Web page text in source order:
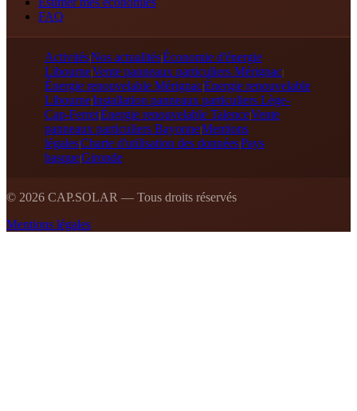
FAQ
ActivitésNos actualitésÉconomie d'énergie
LibourneVente panneaux particuliers Mérignac
Énergie renouvelable MérignacÉnergie renouvelable
LibourneInstallation panneaux particuliers Lège-
Cap-Ferret|Énergie renouvelable TalenceVente
panneaux particuliers BayonneMentions
légalesCharte d'utilisation des donnéesPays
basqueGironde
© 2026 CAP.SOLAR — Tous droits réservés
Mentions légales